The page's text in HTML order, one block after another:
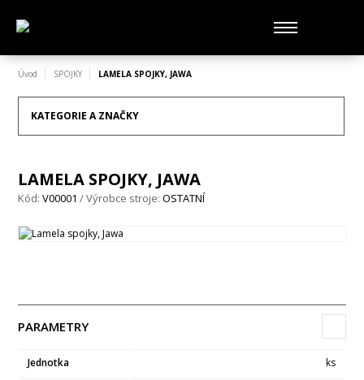
Úvod SPOJKY LAMELA SPOJKY, JAWA
KATEGORIE A ZNAČKY
LAMELA SPOJKY, JAWA
Kód:V00001 / Výrobce stroje:OSTATNÍ
PARAMETRY
Jednotka ks